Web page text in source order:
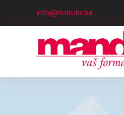
info@mandis.ba